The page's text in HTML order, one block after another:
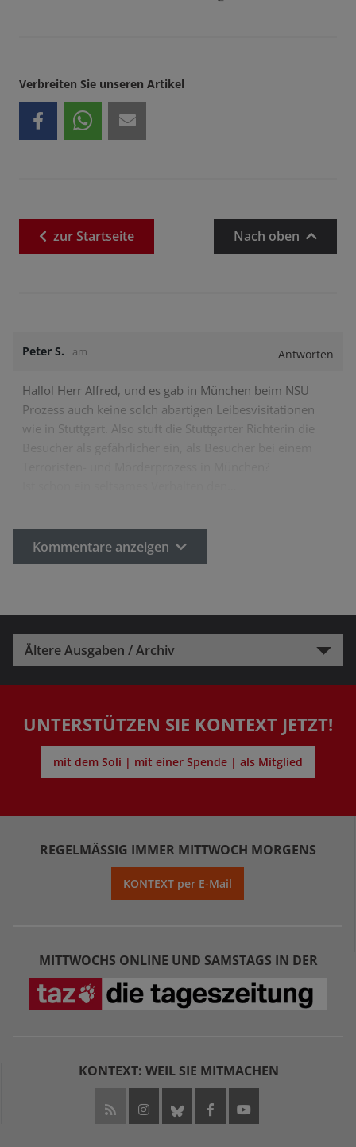
Verbreiten Sie unseren Artikel
zurStartseite Nach oben
Peter S. am Antworten
Hallol Herr Alfred, und es gab in München beim NSU
Prozess auch keine solch abartigen Leibesvisitationen
wie in Stuttgart. Also stuft die Stuttgarter Richterin die
Kommentare anzeigen
Ältere Ausgaben / Archiv
UNTERSTÜTZEN SIE KONTEXT JETZT!
mit dem Soli | mit einer Spende | als Mitglied
REGELMÄSSIG IMMER MITTWOCH MORGENS
KONTEXT per E-Mail
MITTWOCHS ONLINE UND SAMSTAGS IN DER
KONTEXT: WEIL SIE MITMACHEN